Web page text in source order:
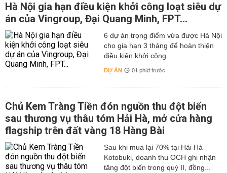
Hà Nội gia hạn điều kiện khởi công loạt siêu dự
án của Vingroup, Đại Quang Minh, FPT...
6 dự án trọng điểm vừa được Hà Nội
cho gia hạn 3 tháng để hoàn thiện
điều kiện khởi công.
DỰ ÁN 01 phút trước
Chủ Kem Tràng Tiền đón nguồn thu đột biến
sau thương vụ thâu tóm Hải Hà, mở cửa hàng
flagship trên đất vàng 18 Hàng Bài
Sau khi mua lại 70% tại Hải Hà
Kotobuki, doanh thu OCH ghi nhận
tăng đột biến trong quý II, đồng...